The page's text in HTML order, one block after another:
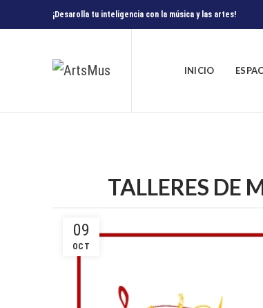
¡Desarolla tu inteligencia con la música y las artes!
INICIO
TALLERES DE
09
OCT